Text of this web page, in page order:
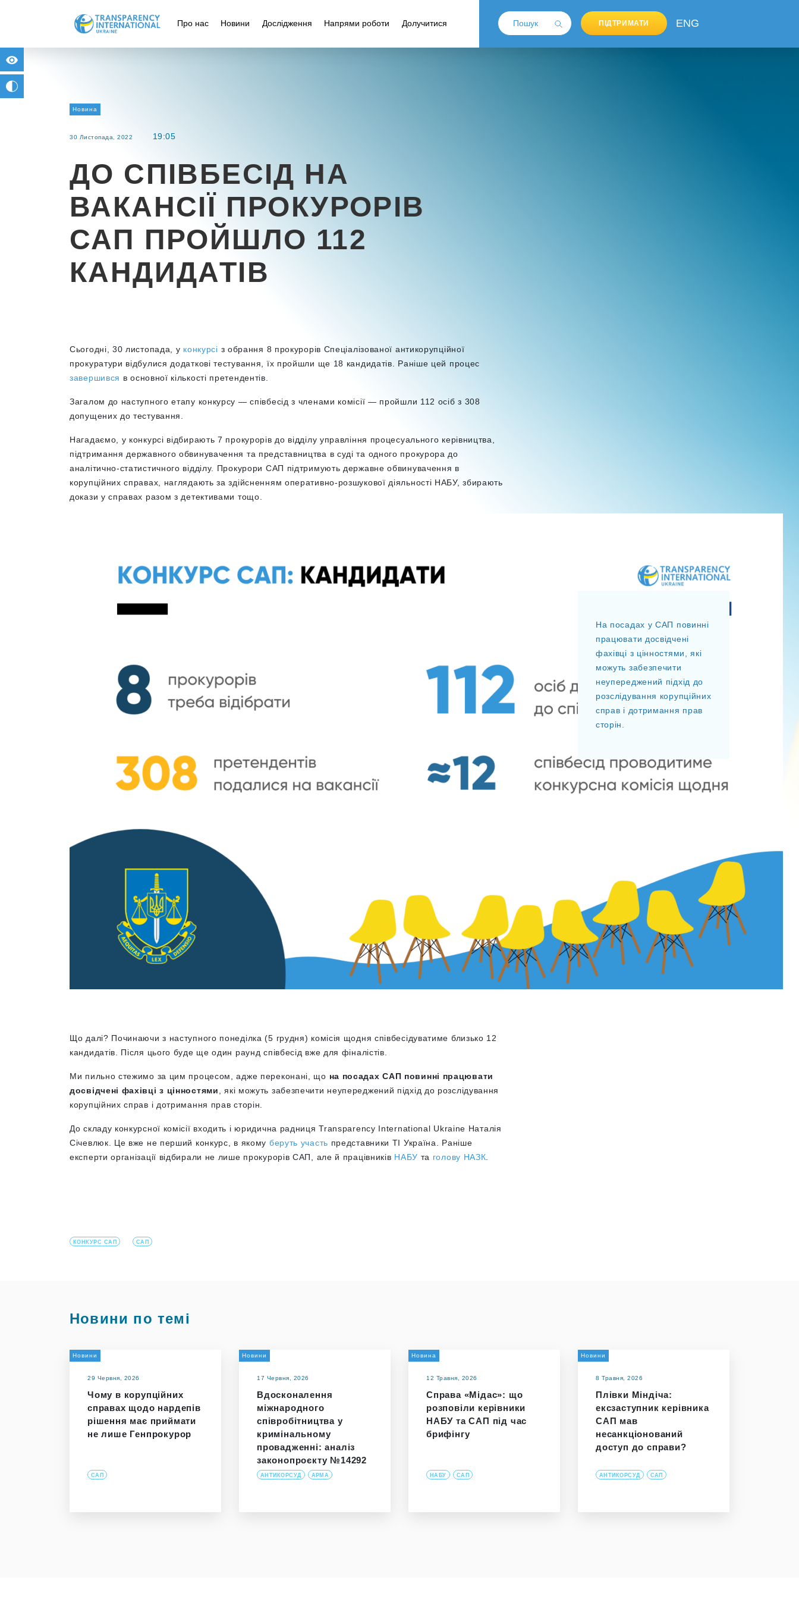
Про нас Новини Дослідження Напрями роботи Долучитися ПІДТРИМАТИ ENG
Новина
30 Листопада, 2022 19:05
ДО СПІВБЕСІД НА
ВАКАНСІЇ ПРОКУРОРІВ
САП ПРОЙШЛО 112
КАНДИДАТІВ
Сьогодні, 30 листопада, у конкурсі з обрання 8 прокурорів Спеціалізованої антикорупційної
прокуратури відбулися додаткові тестування, їх пройшли ще 18 кандидатів. Раніше цей процес
завершився в основної кількості претендентів.
Загалом до наступного етапу конкурсу — співбесід з членами комісії — пройшли 112 осіб з 308
допущених до тестування.
Нагадаємо, у конкурсі відбирають 7 прокурорів до відділу управління процесуального керівництва,
підтримання державного обвинувачення та представництва в суді та одного прокурора до
аналітично-статистичного відділу. Прокурори САП підтримують державне обвинувачення в
корупційних справах, наглядають за здійсненням оперативно-розшукової діяльності НАБУ, збирають
докази у справах разом з детективами тощо.
На посадах у САП повинні
працювати досвідчені
фахівці з цінностями, які
можуть забезпечити
неупереджений підхід до
розслідування корупційних
справ і дотримання прав
сторін.
Що далі? Починаючи з наступного понеділка (5 грудня) комісія щодня співбесідуватиме близько 12
кандидатів. Після цього буде ще один раунд співбесід вже для фіналістів.
Ми пильно стежимо за цим процесом, адже переконані, що на посадах САП повинні працювати
досвідчені фахівці з цінностями
, які можуть забезпечити неупереджений підхід до розслідування
корупційних справ і дотримання прав сторін.
До складу конкурсної комісії входить і юридична радниця Transparency International Ukraine Наталія
Січевлюк. Це вже не перший конкурс, в якому беруть участь представники ТІ Україна. Раніше
експерти організації відбирали не лише прокурорів САП, але й працівників НАБУ та голову НАЗК
КОНКУРС САП САП
Новини по темі
Новини
29 Червня, 2026
Чому в корупційних
справах щодо нардепів
рішення має приймати
не лише Генпрокурор
САП
Новини
17 Червня, 2026
Вдосконалення
міжнародного
співробітництва у
кримінальному
провадженні: аналіз
законопроєкту №14292
АНТИКОРСУД АРМА
Новина
12 Травня, 2026
Справа «Мідас»: що
розповіли керівники
НАБУ та САП під час
брифінгу
НАБУ САП
Новини
8 Травня, 2026
Плівки Міндіча:
ексзаступник керівника
САП мав
несанкціонований
доступ до справи?
АНТИКОРСУД САП